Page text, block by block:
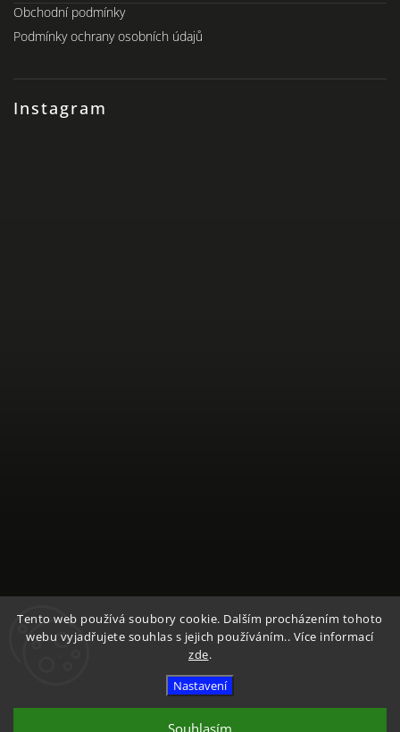
Tento web používá soubory cookie. Dalším procházením tohoto
webu vyjadřujete souhlas s jejich používáním.. Více informací
zde.
Nastavení
Souhlasím
Instagram
Sledovat na Instagramu
Obchodní podmínky
Podmínky ochrany osobních údajů
vyhrazena.